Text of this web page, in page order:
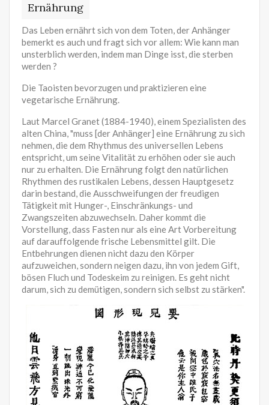
Ernährung
Das Leben ernährt sich von dem Toten, der Anhänger
bemerkt es auch und fragt sich vor allem: Wie kann man
unsterblich werden, indem man Dinge isst, die sterben
werden ?
Die Taoisten bevorzugen und praktizieren eine
vegetarische Ernährung.
Laut Marcel Granet (1884-1940), einem Spezialisten des
alten China, "muss [der Anhänger] eine Ernährung zu sich
nehmen, die dem Rhythmus des universellen Lebens
entspricht, um seine Vitalität zu erhöhen oder sie auch
nur zu erhalten. Die Ernährung folgt den natürlichen
Rhythmen des rustikalen Lebens, dessen Hauptgesetz
darin bestand, die Ausschweifungen der freudigen
Tätigkeit mit Hunger-, Einschränkungs- und
Zwangszeiten abzuwechseln. Daher kommt die
Vorstellung, dass Fasten nur als eine Art Vorbereitung
auf darauffolgende frische Lebensmittel gilt. Die
Entbehrungen dienen nicht dazu den Körper
aufzuweichen, sondern neigen dazu, ihn von jedem Gift,
bösen Fluch und Todeskeim zu reinigen. Es geht nicht
darum, sich zu demütigen, sondern sich selbst zu stärken".